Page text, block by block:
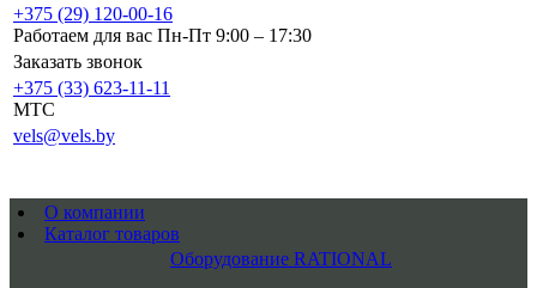
+375 (29) 120-00-16
Работаем для вас Пн-Пт 9:00 – 17:30
Заказать звонок
+375 (33) 623-11-11
MTC
vels@vels.by
О компании
Каталог товаров
Оборудование RATIONAL